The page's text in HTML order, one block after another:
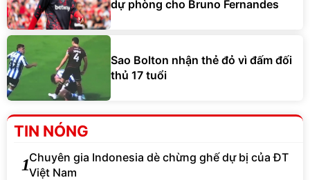
dự phòng cho Bruno Fernandes
Sao Bolton nhận thẻ đỏ vì đấm đối
thủ 17 tuổi
TIN NÓNG
1Chuyên gia Indonesia dè chừng ghế dự bị của ĐT
Việt Nam